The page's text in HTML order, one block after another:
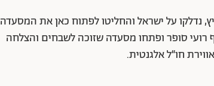
נדלקו על ישראל והחליטו לפתוח כאן את המסעדה
סופר ופתחו מסעדה שזוכה לשבחים והצלחה
חו“ל אלגנטית.